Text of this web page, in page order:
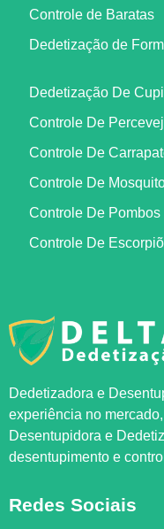
Dedetizadora e
experiência no
Desentupidora e
desentupimento e
Redes Sociais
Controle de Baratas
Dedetização de
Dedetização De
Controle De
Controle De
Controle De
Controle De Pombos
Controle De